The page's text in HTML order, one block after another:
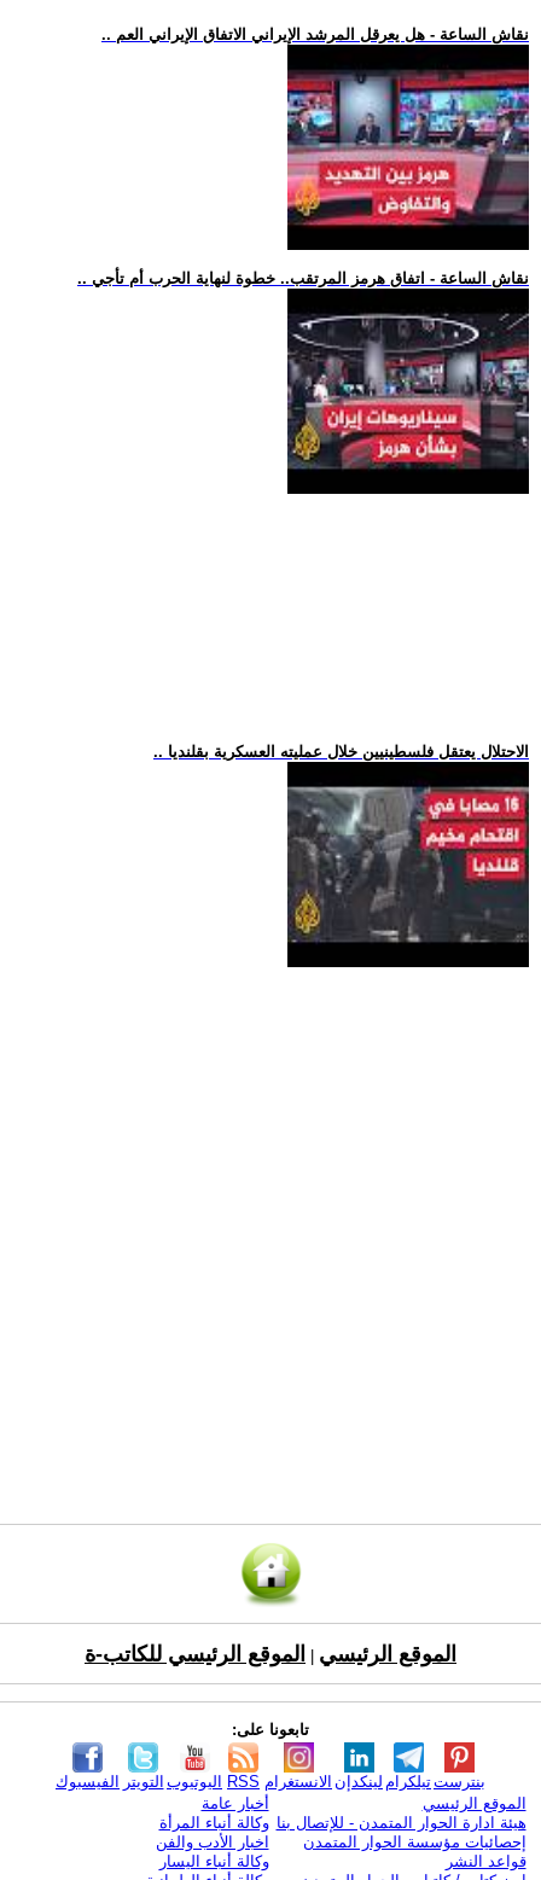
.. نقاش الساعة - هل يعرقل المرشد الإيراني الاتفاق الإيراني العم
.. نقاش الساعة - اتفاق هرمز المرتقب.. خطوة لنهاية الحرب أم تأجي
.. الاحتلال يعتقل فلسطينيين خلال عمليته العسكرية بقلنديا
الموقع الرئيسي الموقع الرئيسي للكاتب-ة
تابعونا على:
الفيسبوك التويتر اليوتيوب RSS الانستغرام لينكدإن تيلكرامبنترست
الموقع الرئيسي
هيئة ادارة الحوار المتمدن - للإتصال بنا
إحصائيات مؤسسة الحوار المتمدن
قواعد النشر
أخبار عامة
وكالة أنباء المرأة
اخبار الأدب والفن
وكالة أنباء اليسار